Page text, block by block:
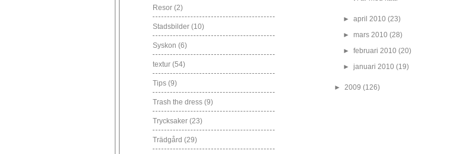
Resor (2)
Stadsbilder (10)
Syskon (6)
textur (54)
Tips (9)
Trash the dress (9)
Trycksaker (23)
Trädgård (29)
►april 2010(23)
►mars 2010(28)
►februari 2010(20)
►januari 2010(19)
►2009(126)